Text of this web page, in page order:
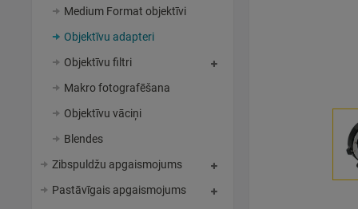
Medium Format objektīvi
Objektīvu adapteri
Objektīvu filtri
Makro fotografēšana
Objektīvu vāciņi
Blendes
Zibspuldžu apgaismojums
Pastāvīgais apgaismojums